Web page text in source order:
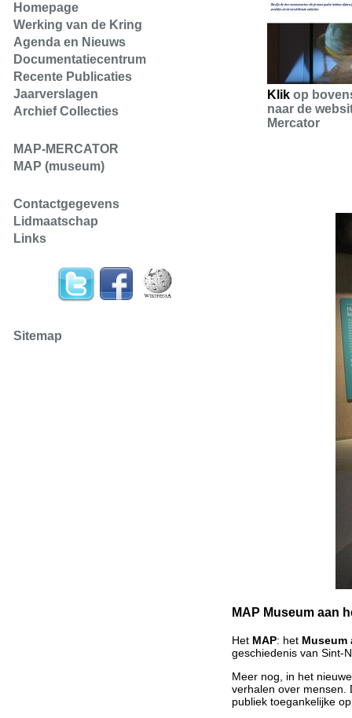
Homepage
Werking van de Kring
Agenda en Nieuws
Documentatiecentrum
Recente Publicaties
Jaarverslagen
Archief Collecties
MAP-MERCATOR
MAP (museum)
Contactgegevens
Lidmaatschap
Links
Sitemap
Klikop
naar de
Mercator
MAP Museum aan
Het MAP: het Museum
geschiedenis van Sint-
Meer nog, in het
verhalen over mensen.
publiek toegankelijke